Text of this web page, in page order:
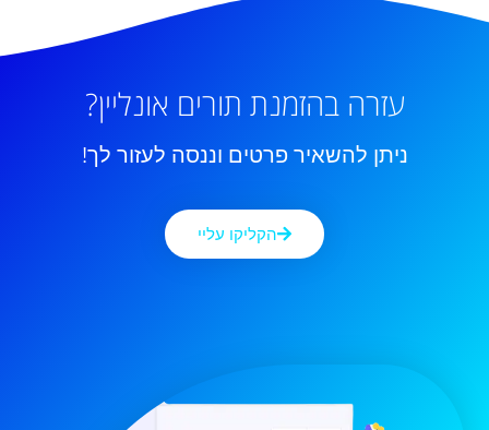
עזרה בהזמנת תורים אונליין?
ניתן להשאיר פרטים וננסה לעזור לך!
הקליקו עליי